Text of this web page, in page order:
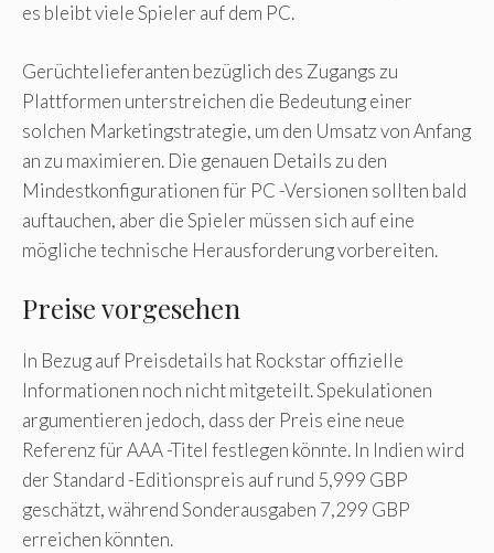
es bleibt viele Spieler auf dem PC.
Gerüchtelieferanten bezüglich des Zugangs zu
Plattformen unterstreichen die Bedeutung einer
solchen Marketingstrategie, um den Umsatz von Anfang
an zu maximieren. Die genauen Details zu den
Mindestkonfigurationen für PC -Versionen sollten bald
auftauchen, aber die Spieler müssen sich auf eine
mögliche technische Herausforderung vorbereiten.
Preise vorgesehen
In Bezug auf Preisdetails hat Rockstar offizielle
Informationen noch nicht mitgeteilt. Spekulationen
argumentieren jedoch, dass der Preis eine neue
Referenz für AAA -Titel festlegen könnte. In Indien wird
der Standard -Editionspreis auf rund 5,999 GBP
geschätzt, während Sonderausgaben 7,299 GBP
erreichen könnten.